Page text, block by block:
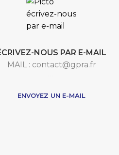
NOUS PAR E-MAIL
MAIL : contact@gpra.fr
ENVOYEZ UN E-MAIL